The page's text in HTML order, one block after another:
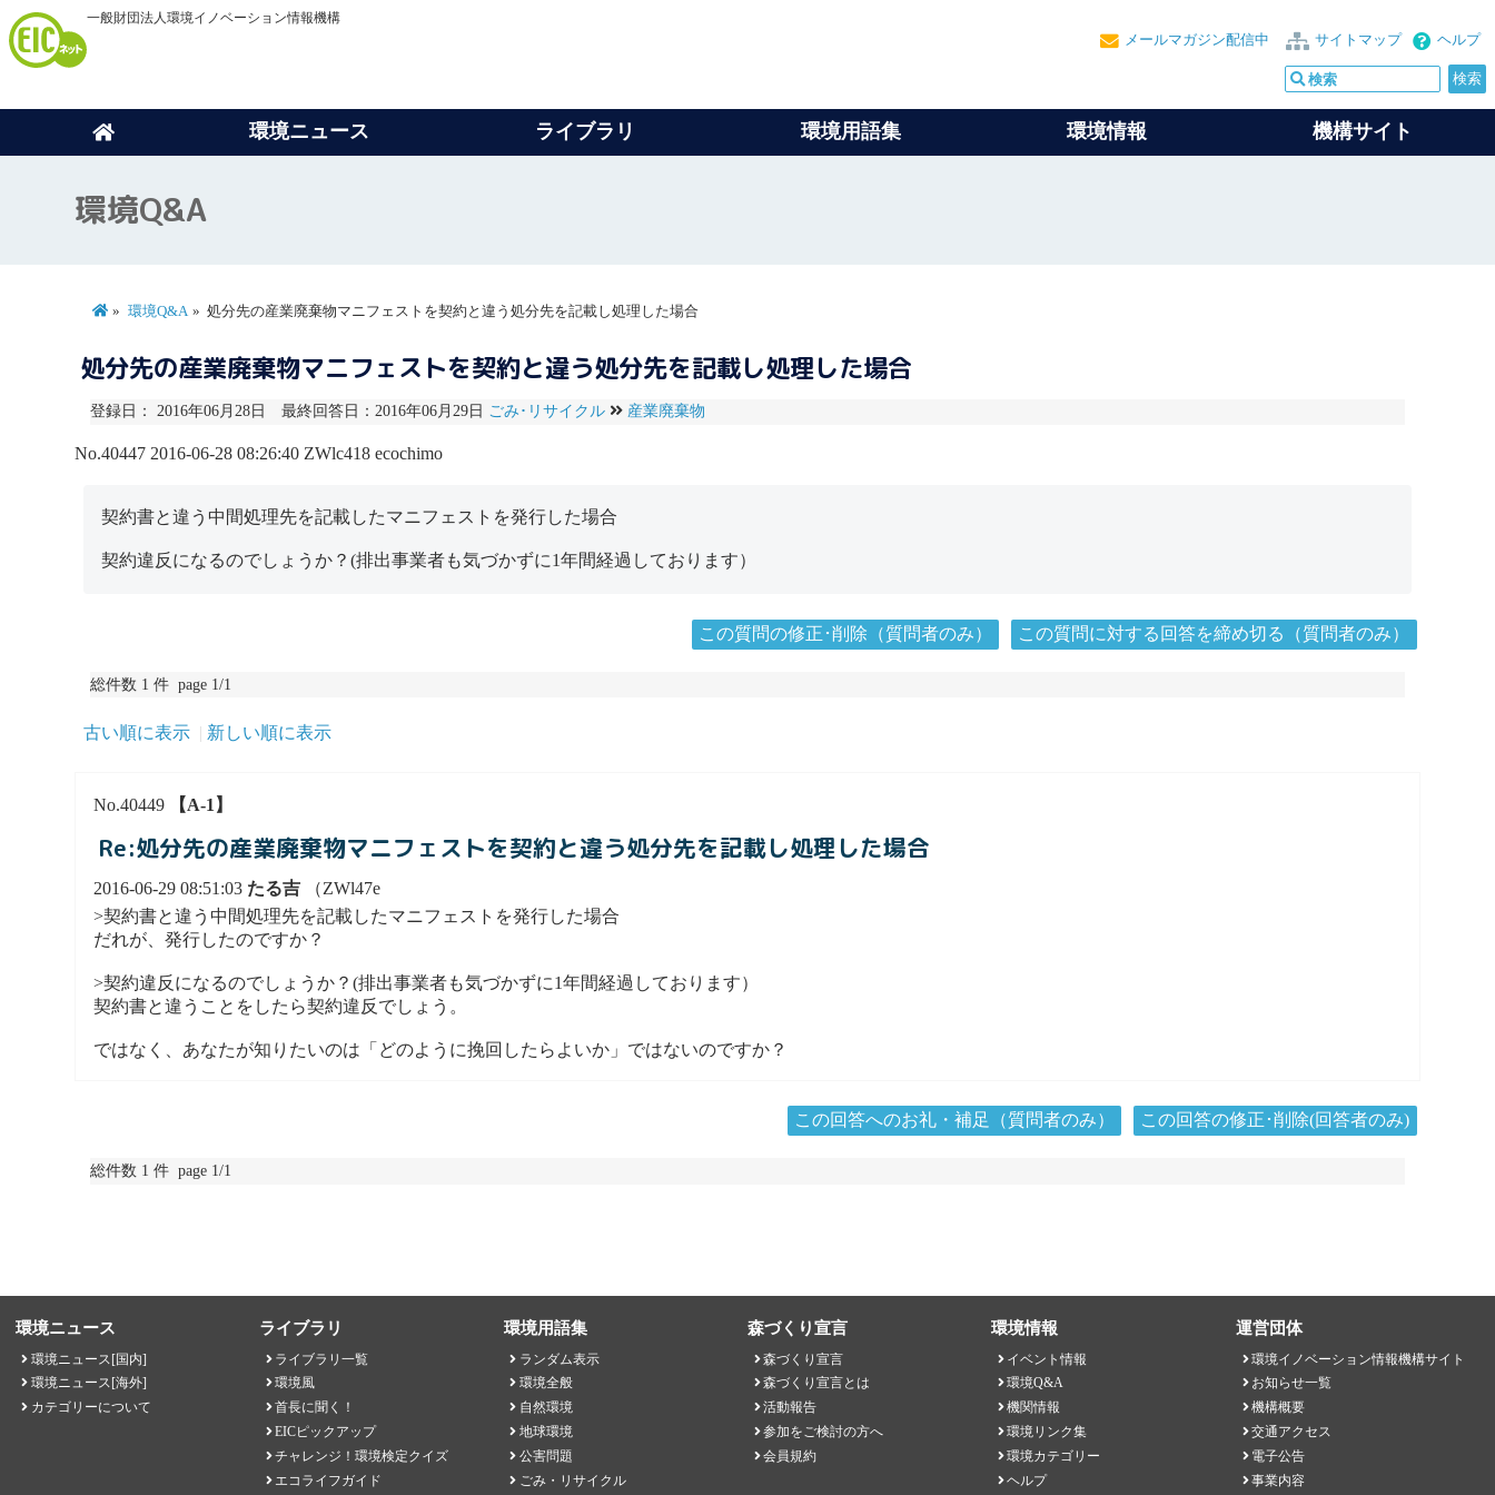
一般財団法人環境イノベーション情報機構
ヘルプ
サイトマップ
メールマガジン配信中
環境ニュース ライブラリ 環境用語集 環境情報 機構サイト
環境Q&A
環境Q&A 処分先の産業廃棄物マニフェストを契約と違う処分先を記載し処理した場合
処分先の産業廃棄物マニフェストを契約と違う処分先を記載し処理した場合
登録日： 2016年06月28日 最終回答日：2016年06月29日 ごみ･リサイクル 産業廃棄物
No.40447 2016-06-28 08:26:40 ZWlc418 ecochimo
契約書と違う中間処理先を記載したマニフェストを発行した場合
契約違反になるのでしょうか？(排出事業者も気づかずに1年間経過しております）
この質問の修正･削除（質問者のみ） この質問に対する回答を締め切る（質問者のみ）
総件数 1 件 page 1/1
古い順に表示 新しい順に表示
No.40449 【A-1】
Re:処分先の産業廃棄物マニフェストを契約と違う処分先を記載し処理した場合
2016-06-29 08:51:03 たる吉 （ZWl47e
>契約書と違う中間処理先を記載したマニフェストを発行した場合
だれが、発行したのですか？
>契約違反になるのでしょうか？(排出事業者も気づかずに1年間経過しております）
契約書と違うことをしたら契約違反でしょう。
ではなく、あなたが知りたいのは「どのように挽回したらよいか」ではないのですか？
この回答へのお礼・補足（質問者のみ） この回答の修正･削除(回答者のみ)
総件数 1 件 page 1/1
環境ニュース
環境ニュース[国内]
環境ニュース[海外]
カテゴリーについて
ライブラリ
ライブラリ一覧
環境風
首長に聞く！
EICピックアップ
チャレンジ！環境検定クイズ
エコライフガイド
環境用語集
ランダム表示
環境全般
自然環境
地球環境
公害問題
ごみ・リサイクル
森づくり宣言
森づくり宣言
森づくり宣言とは
活動報告
参加をご検討の方へ
会員規約
環境情報
イベント情報
環境Q&A
機関情報
環境リンク集
環境カテゴリー
ヘルプ
運営団体
環境イノベーション情報機構サイト
お知らせ一覧
機構概要
交通アクセス
電子公告
事業内容